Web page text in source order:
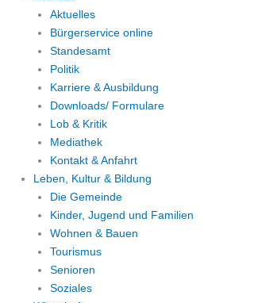
Aktuelles
Bürgerservice online
Standesamt
Politik
Karriere & Ausbildung
Downloads/ Formulare
Lob & Kritik
Mediathek
Kontakt & Anfahrt
Leben, Kultur & Bildung
Die Gemeinde
Kinder, Jugend und Familien
Wohnen & Bauen
Tourismus
Senioren
Soziales